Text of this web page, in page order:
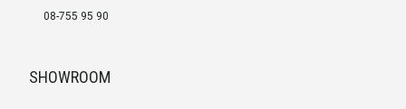
08-755 95 90
SHOWROOM